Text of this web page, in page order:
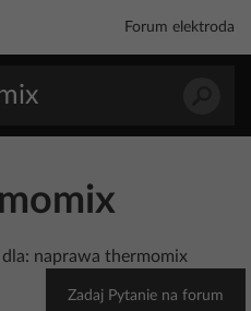
Forum elektroda
naprawa thermomix
Zadaj Pytanie na forum